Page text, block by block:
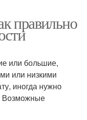
правильно
или большие,
или низкими
иногда нужно
Возможные